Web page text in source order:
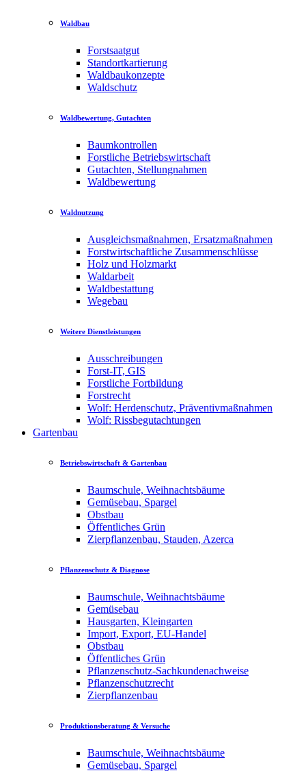
Waldbau
Forstsaatgut
Standortkartierung
Waldbaukonzepte
Waldschutz
Waldbewertung, Gutachten
Baumkontrollen
Forstliche Betriebswirtschaft
Gutachten, Stellungnahmen
Waldbewertung
Waldnutzung
Ausgleichsmaßnahmen, Ersatzmaßnahmen
Forstwirtschaftliche Zusammenschlüsse
Holz und Holzmarkt
Waldarbeit
Waldbestattung
Wegebau
Weitere Dienstleistungen
Ausschreibungen
Forst-IT, GIS
Forstliche Fortbildung
Forstrecht
Wolf: Herdenschutz, Präventivmaßnahmen
Wolf: Rissbegutachtungen
Gartenbau
Betriebswirtschaft & Gartenbau
Baumschule, Weihnachtsbäume
Gemüsebau, Spargel
Obstbau
Öffentliches Grün
Zierpflanzenbau, Stauden, Azerca
Pflanzenschutz & Diagnose
Baumschule, Weihnachtsbäume
Gemüsebau
Hausgarten, Kleingarten
Import, Export, EU-Handel
Obstbau
Öffentliches Grün
Pflanzenschutz-Sachkundenachweise
Pflanzenschutzrecht
Zierpflanzenbau
Produktionsberatung & Versuche
Baumschule, Weihnachtsbäume
Gemüsebau, Spargel